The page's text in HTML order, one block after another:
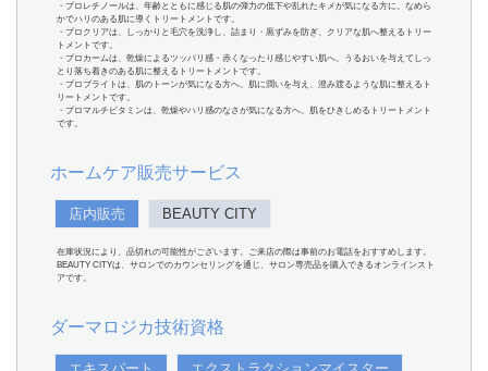
・プロレチノールは、年齢とともに感じる肌の弾力の低下や乱れたキメが気になる方に。なめら
かでハリのある肌に導くトリートメントです。
・プロクリアは、しっかりと毛穴を洗浄し、詰まり・黒ずみを防ぎ、クリアな肌へ整えるトリー
トメントです。
・プロカームは、乾燥によるツッパリ感・赤くなったり感じやすい肌へ。うるおいを与えてしっ
とり落ち着きのある肌に整えるトリートメントです。
・プロブライトは、肌のトーンが気になる方へ。肌に潤いを与え、澄み渡るような肌に整えるト
リートメントです。
・プロマルチビタミンは、乾燥やハリ感のなさが気になる方へ。肌をひきしめるトリートメント
です。
ホームケア販売サービス
店内販売 BEAUTY CITY
在庫状況により、品切れの可能性がございます。ご来店の際は事前のお電話をおすすめします。
BEAUTY CITYは、サロンでのカウンセリングを通じ、サロン専売品を購入できるオンラインスト
アです。
ダーマロジカ技術資格